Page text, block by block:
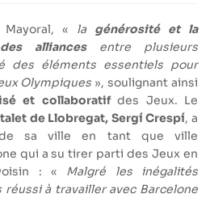
« la générosité et la
alliances entre plusieurs
des éléments essentiels pour
Olympiques », soulignant ainsi
et collaboratifdes Jeux. Le
de Llobregat, Sergí Crespí, a
de sa ville en tant que ville
qui a su tirer parti des Jeux en
: « Malgré les inégalités
à travailler avec Barcelone